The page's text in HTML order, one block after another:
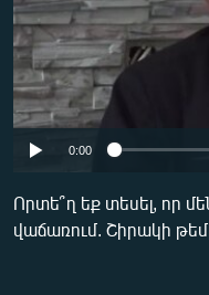
ՏԱՐԱԾԱՇՐՋԱՆ
ՄԻՋԱԶԳԱՅԻՆ
ՄՇԱԿՈՒՅԹ
ՍՊՈՐՏ
ՏՏ ԵՒ ԻՆՏԵՐՆԵՏ
No media
0:00
Որտե՞ղ եք տեսել, որ
վաճառում. Շիրակի